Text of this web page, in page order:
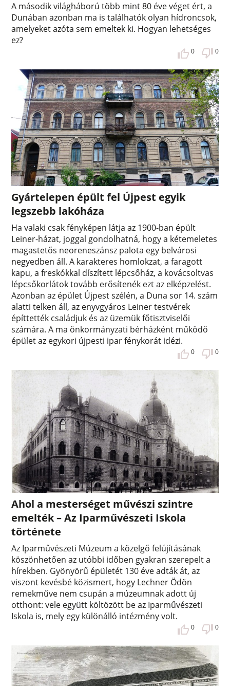
A második világháború több mint 80 éve véget ért, a
Dunában azonban ma is találhatók olyan hídroncsok,
amelyeket azóta sem emeltek ki. Hogyan lehetséges
ez?
0 0
Gyártelepen épült fel Újpest egyik
legszebb lakóháza
Ha valaki csak fényképen látja az 1900-ban épült
Leiner-házat, joggal gondolhatná, hogy a kétemeletes
magastetős neoreneszánsz palota egy belvárosi
negyedben áll. A karakteres homlokzat, a faragott
kapu, a freskókkal díszített lépcsőház, a kovácsoltvas
lépcsőkorlátok tovább erősítenék ezt az elképzelést.
Azonban az épület Újpest szélén, a Duna sor 14. szám
alatti telken áll, az enyvgyáros Leiner testvérek
építtették családjuk és az üzemük főtisztviselői
számára. A ma önkormányzati bérházként működő
épület az egykori újpesti ipar fénykorát idézi.
0 0
Ahol a mesterséget művészi szintre
emelték – Az Iparművészeti Iskola
története
Az Iparművészeti Múzeum a közelgő felújításának
köszönhetően az utóbbi időben gyakran szerepelt a
hírekben. Gyönyörű épületét 130 éve adták át, az
viszont kevésbé közismert, hogy Lechner Ödön
remekműve nem csupán a múzeumnak adott új
otthont: vele együtt költözött be az Iparművészeti
Iskola is, mely egy különálló intézmény volt.
0 0